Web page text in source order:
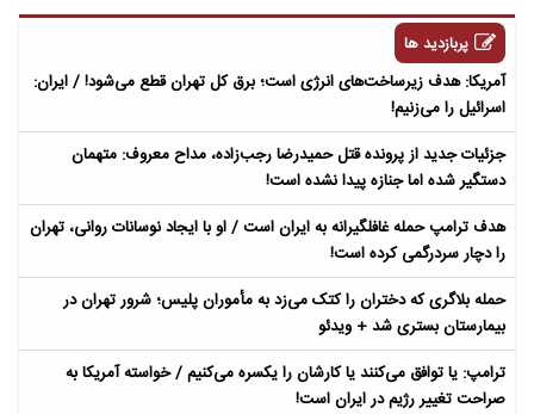
پربازدید ها
آمریکا: هدف زیرساخت‌های انرژی است؛ برق کل تهران قطع می‌شود! / ایران:
اسرائیل را می‌زنیم!
جزئیات جدید از پرونده قتل حمیدرضا رجب‌زاده، مداح معروف: متهمان
دستگیر شده اما جنازه پیدا نشده است!
هدف ترامپ حمله غافلگیرانه به ایران است / او با ایجاد نوسانات روانی، تهران
را دچار سردرگمی کرده است!
حمله بلاگری که دختران را کتک می‌زد به مأموران پلیس؛ شرور تهران در
بیمارستان بستری شد + ویدئو
ترامپ: یا توافق می‌کنند یا کارشان را یکسره می‌کنیم / خواسته آمریکا به
صراحت تغییر رژیم در ایران است!